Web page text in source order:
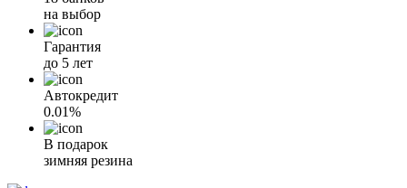
на выбор
Гарантия
до 5 лет
Автокредит
0.01%
В подарок
зимняя резина